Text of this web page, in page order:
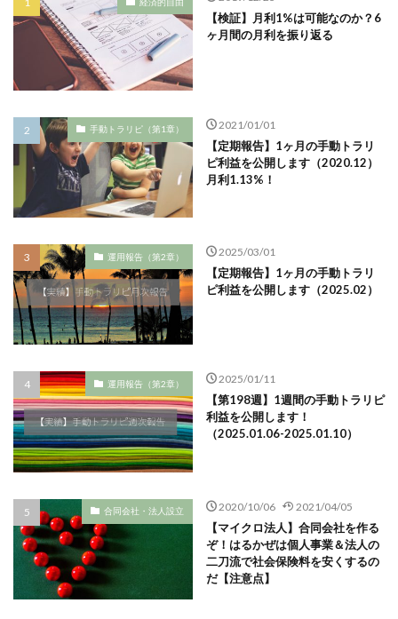
【検証】月利1%は可能なのか？6
ヶ月間の月利を振り返る
手動トラリピ（第1章） 2021/01/01
【定期報告】1ヶ月の手動トラリ
ピ利益を公開します（2020.12）
月利1.13%！
運用報告（第2章） 2025/03/01
【定期報告】1ヶ月の手動トラリ
ピ利益を公開します（2025.02）
運用報告（第2章） 2025/01/11
【第198週】1週間の手動トラリピ
利益を公開します！
（2025.01.06-2025.01.10）
合同会社・法人設立 2020/10/06 2021/04/05
【マイクロ法人】合同会社を作る
ぞ！はるかぜは個人事業＆法人の
二刀流で社会保険料を安くするの
だ【注意点】